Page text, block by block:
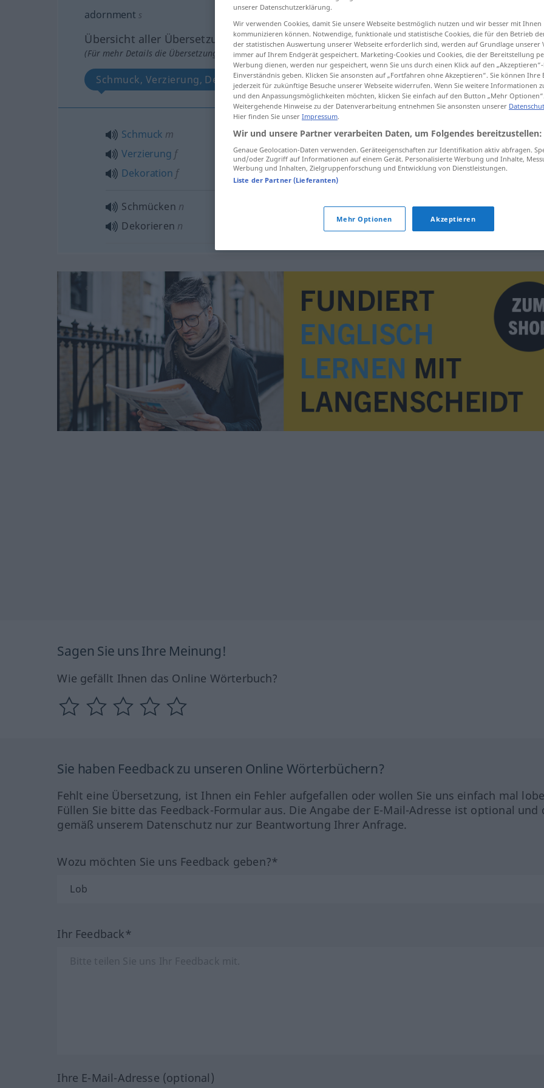
adornment s
Übersicht aller Übersetzungen
(Für mehr Details die Übersetzung anklicken/antippen)
Schmuck, Verzierung, Dekoration Schmücken, Dekorieren
Schmuck m
Verzierung f
Dekoration f
adornmentobject
Schmücken n
Dekorieren n
adornmentaction
Sagen Sie uns Ihre Meinung!
Wie gefällt Ihnen das Online Wörterbuch?
Sie haben Feedback zu unseren Online Wörterbüchern?
Fehlt eine Übersetzung, ist Ihnen ein Fehler aufgefallen oder wollen Sie uns einfach mal
Füllen Sie bitte das Feedback-Formular aus. Die Angabe der E-Mail-Adresse ist optional und
gemäß unserem Datenschutz nur zur Beantwortung Ihrer Anfrage.
Wozu möchten Sie uns Feedback geben?*
Ihr Feedback*
Ihre E-Mail-Adresse (optional)
unserer Datenschutzerklärung.
Wir verwenden Cookies, damit Sie unsere Webseite bestmöglich nutzen und wir besser mit Ihnen
kommunizieren können. Notwendige, funktionale und statistische Cookies, die für den Betrieb
der statistischen Auswertung unserer Webseite erforderlich sind, werden auf Grundlage unserer
immer auf Ihrem Endgerät gespeichert. Marketing-Cookies und Cookies, die der Bereitstellung
Werbung dienen, werden nur gespeichert, wenn Sie uns durch einen Klick auf den
Einverständnis geben. Klicken Sie ansonsten auf „Fortfahren ohne Akzeptieren“. Sie können Ihre
jederzeit für zukünftige Besuche unserer Webseite widerrufen. Wenn Sie weitere Informationen
und den Anpassungsmöglichkeiten möchten, klicken Sie einfach auf den Button „Mehr Optionen“.
Weitergehende Hinweise zu der Datenverarbeitung entnehmen Sie ansonsten unserer
Hier finden Sie unser Impressum.
Wir und unsere Partner verarbeiten Daten, um Folgendes bereitzustellen:
Genaue Geolocation-Daten verwenden. Geräteeigenschaften zur Identifikation aktiv abfragen.
und/oder Zugriff auf Informationen auf einem Gerät. Personalisierte Werbung und Inhalte,
Werbung und Inhalten, Zielgruppenforschung und Entwicklung von Dienstleistungen.
Liste der Partner (Lieferanten)
Mehr Optionen Akzeptieren